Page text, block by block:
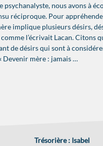
nous avons à
réciproque. Pour
implique plusieurs désirs,
l’écrivait Lacan. Citons
de désirs qui sont à
Devenir mère : jamais …
Trésorière : Isabel